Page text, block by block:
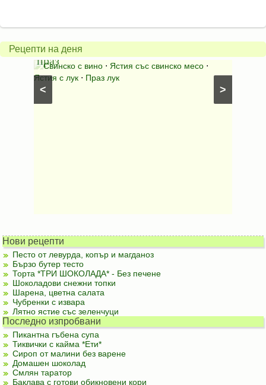
Рецепти на деня
>
<
Свинско
с
праз
Свинско с вино ⋅ Ястия със свинско месо ⋅
Ястия с лук ⋅ Праз лук
с
яйца
Нови рецепти
Песто от левурда, копър и магданоз
Бързо бутер тесто
Торта *ТРИ ШОКОЛАДА* - Без печене
Шоколадови снежни топки
Шарена, цветна салата
Чубренки с извара
Лятно ястие със зеленчуци
Последно изпробвани
Пикантна гъбена супа
Тиквички с кайма *Ети*
Сироп от малини без варене
Домашен шоколад
Смлян таратор
Баклава с готови обикновени кори